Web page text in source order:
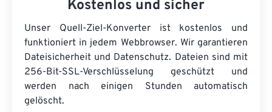
Kostenlos und sicher
Unser Quell-Ziel-Konverter ist kostenlos und
funktioniert in jedem Webbrowser. Wir garantieren
Dateisicherheit und Datenschutz. Dateien sind mit
256-Bit-SSL-Verschlüsselung geschützt und
werden nach einigen Stunden automatisch
gelöscht.